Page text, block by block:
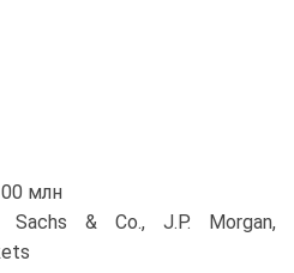
млн
Sachs & Co., J.P. Morgan,